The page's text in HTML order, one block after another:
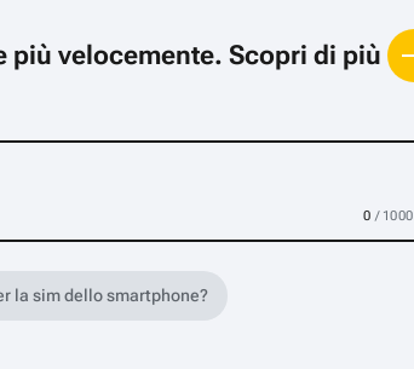
più velocemente. Scopri di più
0 / 1000
la sim dello smartphone?